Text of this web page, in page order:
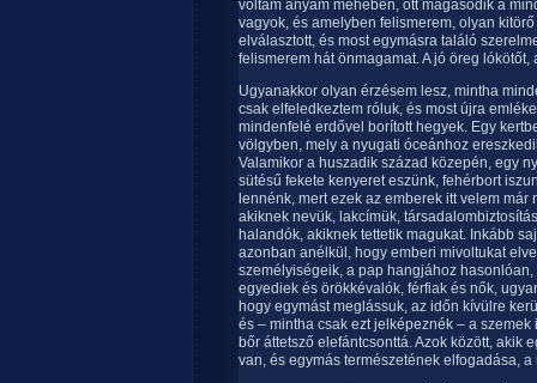
voltam anyám méhében, ott magasodik a
vagyok, és amelyben felismerem, olyan
elválasztott, és most egymásra találó
felismerem hát önmagamat. A jó öreg
Ugyanakkor olyan érzésem lesz, mintha
csak elfeledkeztem róluk, és most újra
mindenfelé erdővel borított hegyek. Egy
völgyben, mely a nyugati óceánhoz
Valamikor a huszadik század közepén, egy
sütésű fekete kenyeret eszünk, fehérbort
lennénk, mert ezek az emberek itt velem
akiknek nevük, lakcímük,
halandók, akiknek tettetik magukat. Inkább
azonban anélkül, hogy emberi mivoltukat
személyiségeik, a pap hangjához
egyediek és örökkévalók, férfiak és nők,
hogy egymást meglássuk, az időn kívülre
és – mintha csak ezt jelképeznék – a
bőr áttetsző elefántcsonttá. Azok között, akik
van, és egymás természetének elfogadása,